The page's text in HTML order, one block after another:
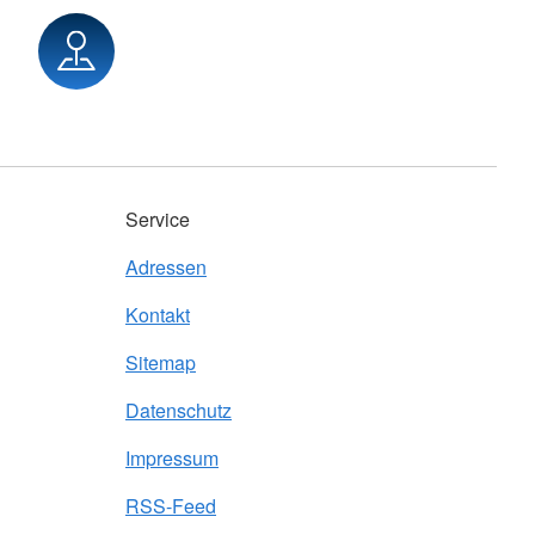
Service
Adressen
Kontakt
Sitemap
Datenschutz
Impressum
RSS-Feed